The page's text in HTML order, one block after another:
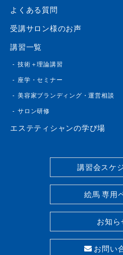
講習会スケ
絵馬 専用
お知ら
お問い
よくある質問
受講サロン様のお声
講習一覧
技術＋理論講習
座学・セミナー
美容家ブランディング・運営相談
サロン研修
エステティシャンの学び場